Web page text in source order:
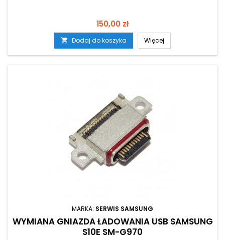
Cena
150,00 zł
 Dodaj do koszyka Więcej
MARKA: SERWIS SAMSUNG
WYMIANA GNIAZDA ŁADOWANIA USB SAMSUNG
S10E SM-G970